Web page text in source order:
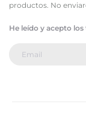
productos. No
He leído y acepto